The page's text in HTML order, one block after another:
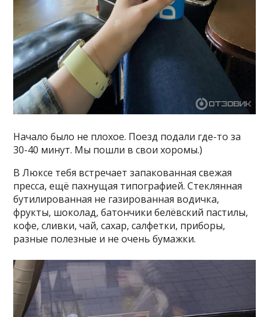
Начало было не плохое. Поезд подали где-то за
30-40 минут. Мы пошли в свои хоромы.)
В Люксе тебя встречает запакованная свежая
пресса, ещё пахнущая типографией. Стеклянная
бутилированная не газированная водичка,
фрукты, шоколад, батончики белёвский пастилы,
кофе, сливки, чай, сахар, салфетки, приборы,
разные полезные и не очень бумажки.